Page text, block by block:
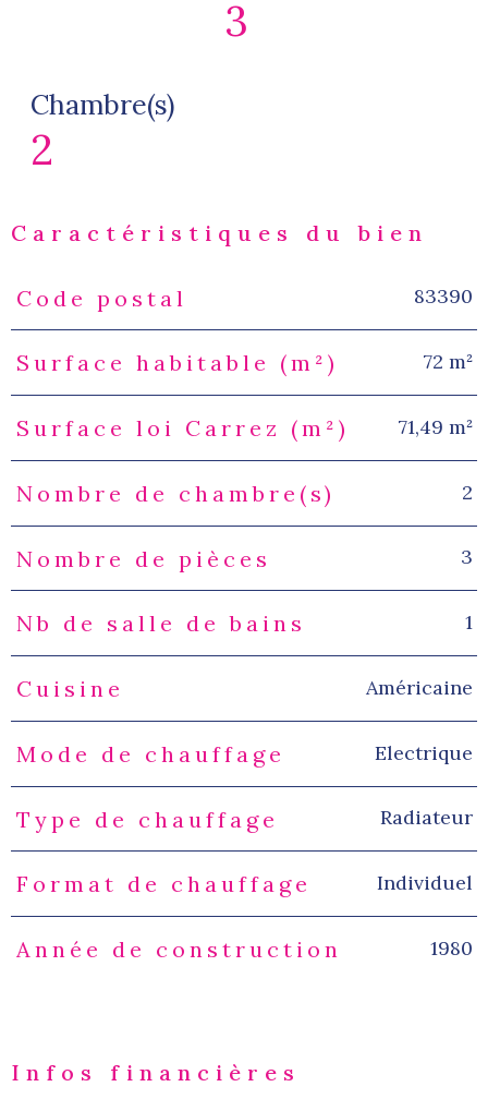
3
Chambre(s)
2
Caractéristiques du bien
Caractéristiques
Code postal 83390
Surface habitable (m²) 72 m²
Surface loi Carrez (m²) 71,49 m²
Nombre de chambre(s) 2
Nombre de pièces 3
Nb de salle de bains 1
Cuisine Américaine
Mode de chauffage Electrique
Type de chauffage Radiateur
Format de chauffage Individuel
Année de construction 1980
Infos financières